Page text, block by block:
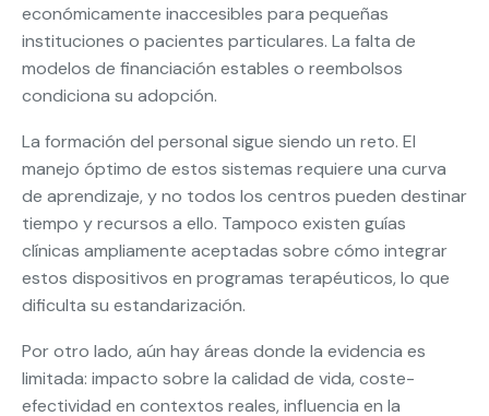
económicamente inaccesibles para pequeñas
instituciones o pacientes particulares. La falta de
modelos de financiación estables o reembolsos
condiciona su adopción.
La formación del personal sigue siendo un reto. El
manejo óptimo de estos sistemas requiere una curva
de aprendizaje, y no todos los centros pueden destinar
tiempo y recursos a ello. Tampoco existen guías
clínicas ampliamente aceptadas sobre cómo integrar
estos dispositivos en programas terapéuticos, lo que
dificulta su estandarización.
Por otro lado, aún hay áreas donde la evidencia es
limitada: impacto sobre la calidad de vida, coste-
efectividad en contextos reales, influencia en la